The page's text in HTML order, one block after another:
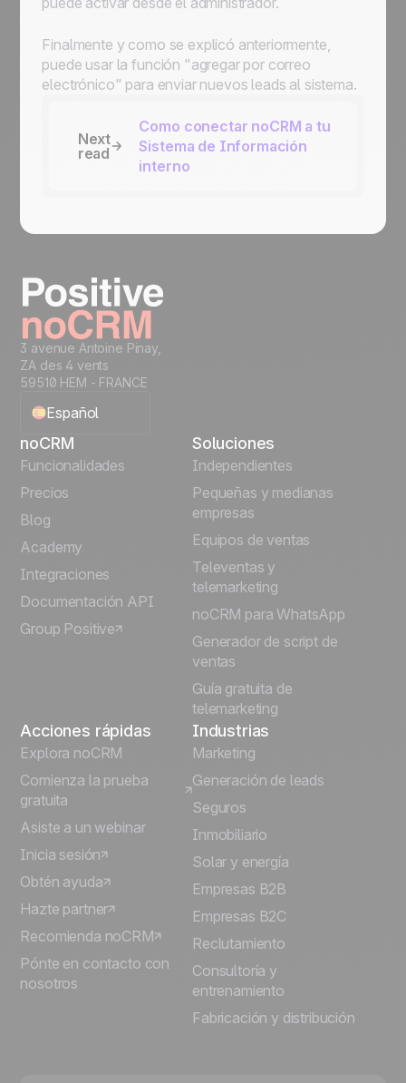
Finalmente y como se explicó anteriormente,
puede usar la función "agregar por correo
electrónico" para enviar nuevos leads al sistema.
Next
read
Como conectar noCRM a tu
Sistema de Información
interno
3 avenue Antoine Pinay,
ZA des 4 vents
59510 HEM - FRANCE
Español
English
Português
Italiano
Deutsch
noCRM
Funcionalidades
Precios
Blog
Academy
Integraciones
Documentación API
Group Positive
Soluciones
Independientes
Pequeñas y medianas
empresas
Equipos de ventas
Televentas y
telemarketing
noCRM para WhatsApp
Generador de script de
ventas
Guía gratuita de
telemarketing
Acciones rápidas
Explora noCRM
Comienza la prueba
gratuita
Asiste a un webinar
Inicia sesión
Obtén ayuda
Hazte partner
Recomienda noCRM
Pónte en contacto con
nosotros
Industrias
Marketing
Generación de leads
Seguros
Inmobiliario
Solar y energía
Empresas B2B
Empresas B2C
Reclutamiento
Consultoría y
entrenamiento
Fabricación y distribución